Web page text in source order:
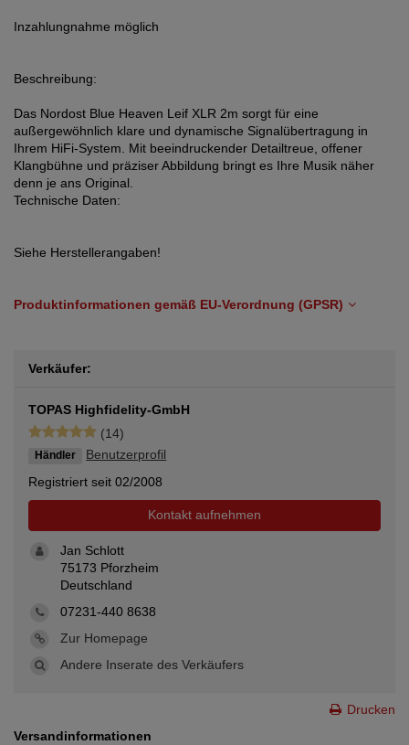
Inzahlungnahme möglich
Beschreibung:
Das Nordost Blue Heaven Leif XLR 2m sorgt für eine
außergewöhnlich klare und dynamische Signalübertragung in
Ihrem HiFi-System. Mit beeindruckender Detailtreue, offener
Klangbühne und präziser Abbildung bringt es Ihre Musik näher
denn je ans Original.
Technische Daten:
Siehe Herstellerangaben!
Produktinformationen gemäß EU-Verordnung (GPSR)
Verkäufer:
TOPAS Highfidelity-GmbH
(14)
Händler
Benutzerprofil
Registriert seit 02/2008
Kontakt aufnehmen
Jan Schlott
75173 Pforzheim
Deutschland
07231-440 8638
Zur Homepage
Andere Inserate des Verkäufers
Drucken
Versandinformationen